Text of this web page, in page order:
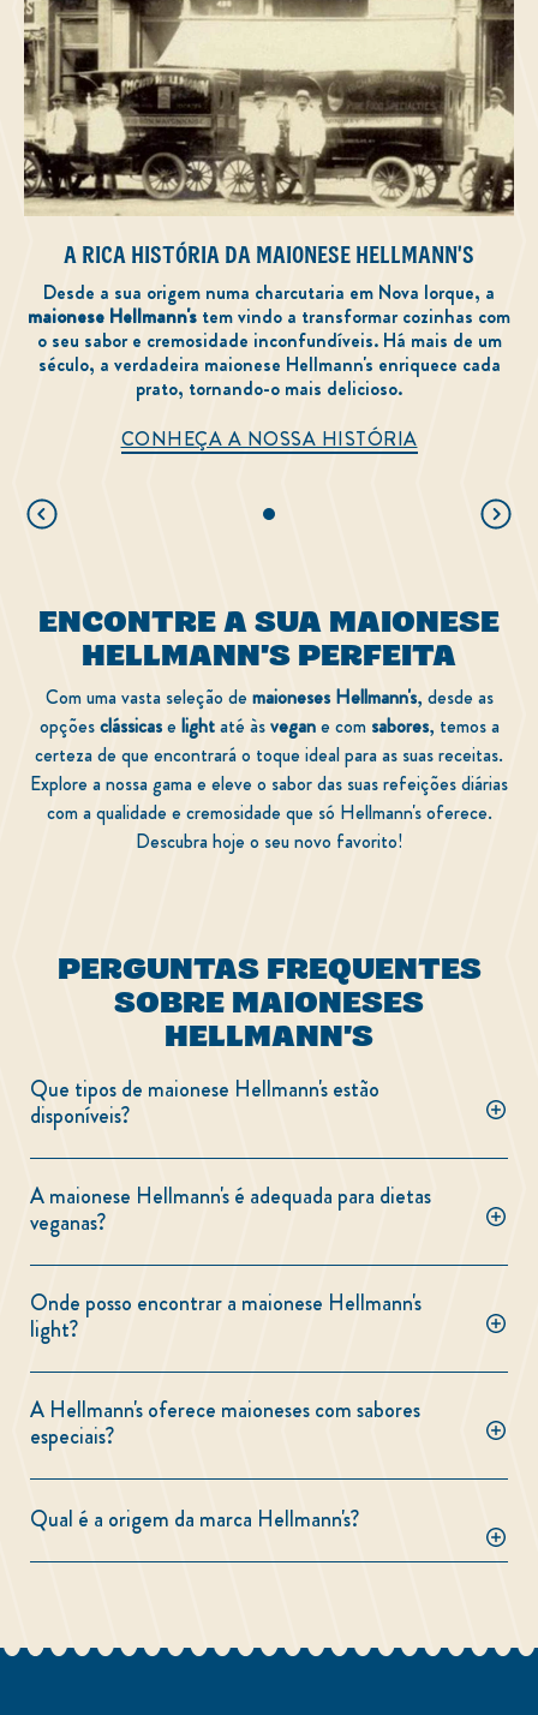
A RICA HISTÓRIA DA MAIONESE HELLMANN'S
Desde a sua origem numa charcutaria em Nova Iorque, a
maionese Hellmann's tem vindo a transformar cozinhas com
o seu sabor e cremosidade inconfundíveis. Há mais de um
século, a verdadeira maionese Hellmann's enriquece cada
prato, tornando-o mais delicioso.
CONHEÇA A NOSSA HISTÓRIA
ENCONTRE A SUA MAIONESE
HELLMANN'S PERFEITA
Com uma vasta seleção de maioneses Hellmann's, desde as
opçõesclássicase lightaté àsvegane com sabores, temos a
certeza de que encontrará o toque ideal para as suas receitas.
Explore a nossa gama e eleve o sabor das suas refeições diárias
com a qualidade e cremosidade que só Hellmann's oferece.
Descubra hoje o seu novo favorito!
PERGUNTAS FREQUENTES
SOBRE MAIONESES
HELLMANN'S
Que tipos de maionese Hellmann's estão
disponíveis?
A maionese Hellmann's é adequada para dietas
veganas?
Onde posso encontrar a maionese Hellmann's
light?
A Hellmann's oferece maioneses com sabores
especiais?
Qual é a origem da marca Hellmann's?